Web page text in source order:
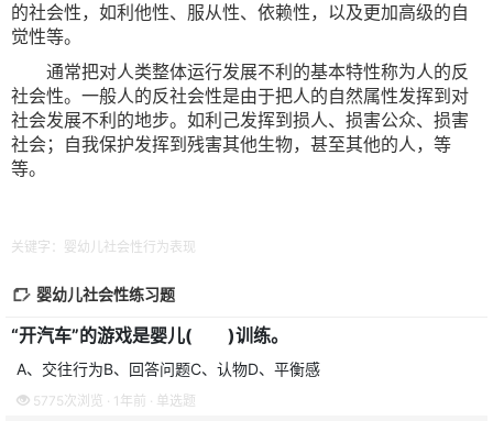
的社会性，如利他性、服从性、依赖性，以及更加高级的自
觉性等。
通常把对人类整体运行发展不利的基本特性称为人的反
社会性。一般人的反社会性是由于把人的自然属性发挥到对
社会发展不利的地步。如利己发挥到损人、损害公众、损害
社会；自我保护发挥到残害其他生物，甚至其他的人，等
等。
关键字：婴幼儿社会性行为表现
婴幼儿社会性练习题
“开汽车”的游戏是婴儿( )训练。
A、交往行为B、回答问题C、认物D、平衡感
5775次浏览 · 1年前 · 单选题